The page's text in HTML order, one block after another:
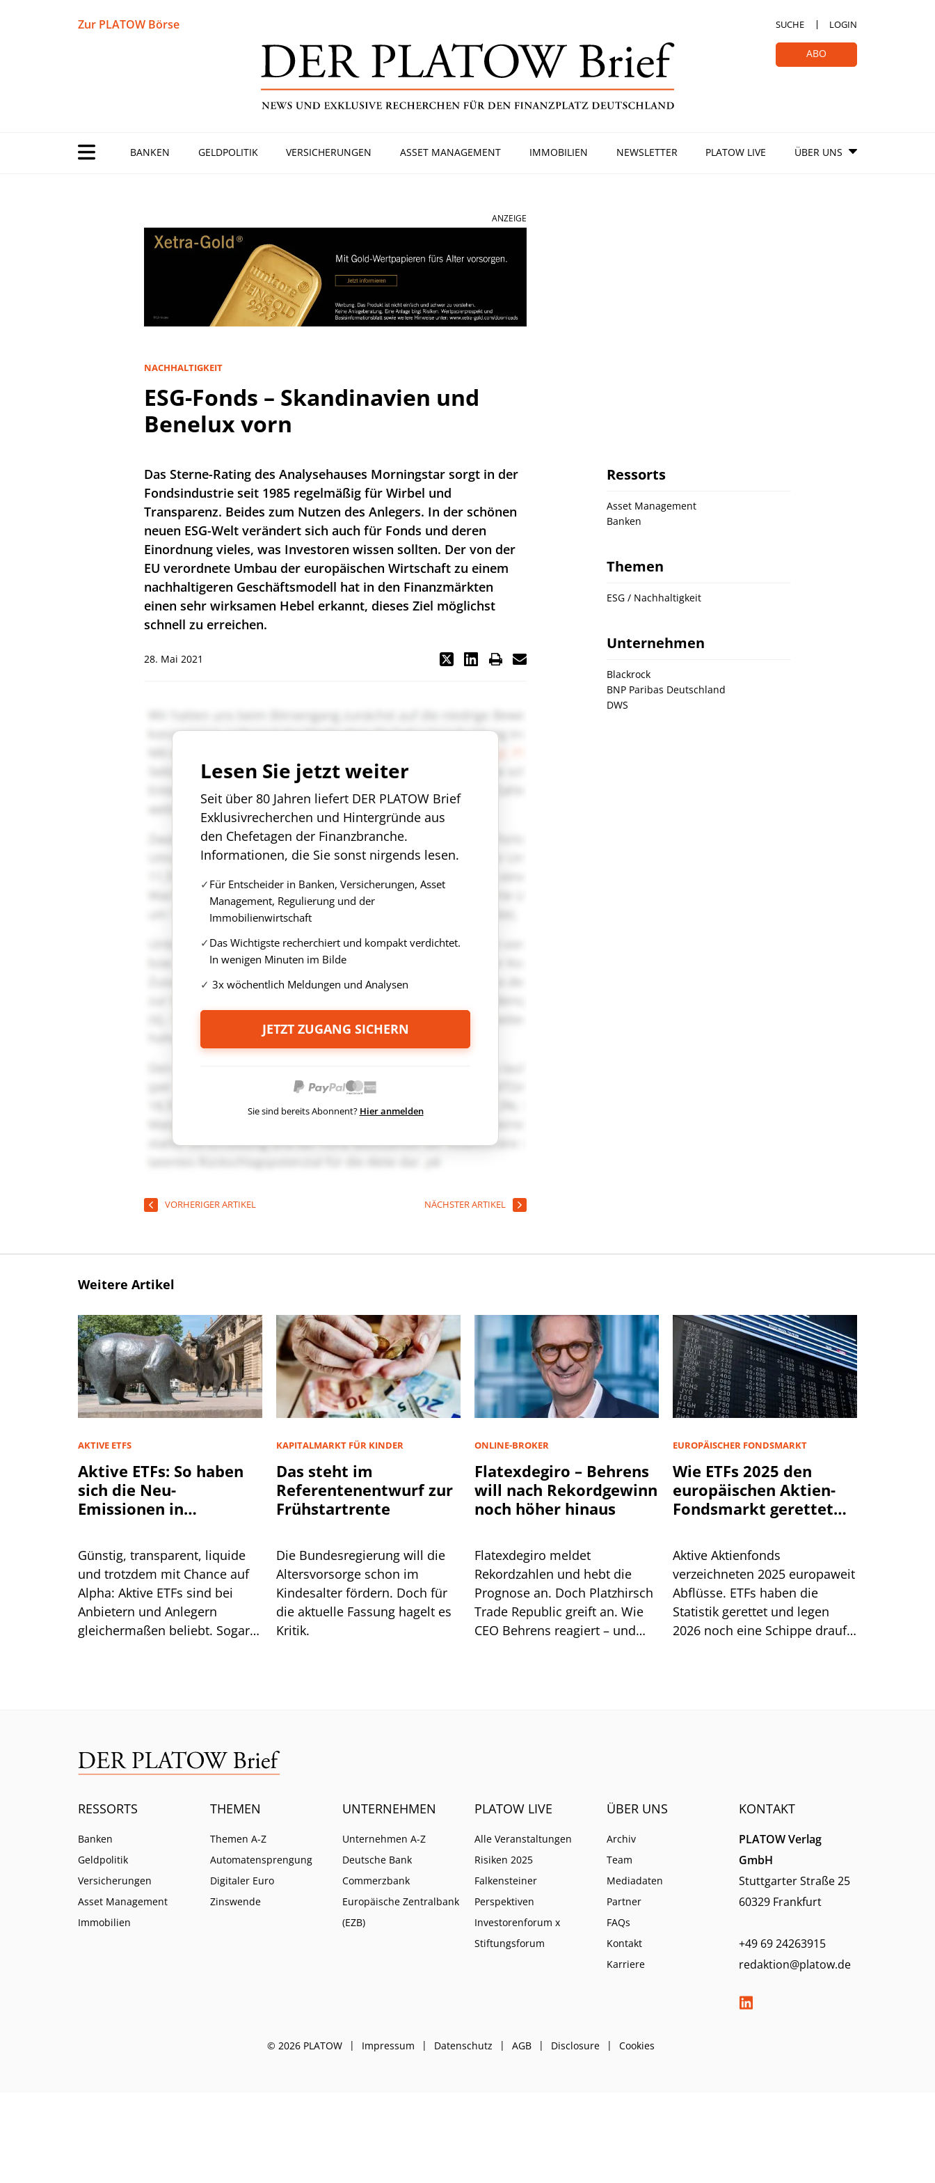
Zur PLATOW Börse SUCHE LOGIN
ABO
BANKEN GELDPOLITIK VERSICHERUNGEN ASSET MANAGEMENT IMMOBILIEN NEWSLETTER PLATOW LIVE ÜBER UNS
ANZEIGE
NACHHALTIGKEIT
ESG-Fonds – Skandinavien und
Benelux vorn
Das Sterne-Rating des Analysehauses Morningstar sorgt in der
Fondsindustrie seit 1985 regelmäßig für Wirbel und
Transparenz. Beides zum Nutzen des Anlegers. In der schönen
neuen ESG-Welt verändert sich auch für Fonds und deren
Einordnung vieles, was Investoren wissen sollten. Der von der
EU verordnete Umbau der europäischen Wirtschaft zu einem
nachhaltigeren Geschäftsmodell hat in den Finanzmärkten
einen sehr wirksamen Hebel erkannt, dieses Ziel möglichst
schnell zu erreichen.
28. Mai 2021
Lesen Sie jetzt weiter
Seit über 80 Jahren liefert DER PLATOW Brief
Exklusivrecherchen und Hintergründe aus
den Chefetagen der Finanzbranche.
Informationen, die Sie sonst nirgends lesen.
Für Entscheider in Banken, Versicherungen, Asset
Management, Regulierung und der
Immobilienwirtschaft
Das Wichtigste recherchiert und kompakt verdichtet.
In wenigen Minuten im Bilde
3x wöchentlich Meldungen und Analysen
JETZT ZUGANG SICHERN
Sie sind bereits Abonnent? Hier anmelden
VORHERIGER ARTIKEL NÄCHSTER ARTIKEL
Ressorts
Asset Management
Banken
Themen
ESG / Nachhaltigkeit
Unternehmen
Blackrock
BNP Paribas Deutschland
DWS
Weitere Artikel
AKTIVE ETFS
Aktive ETFs: So haben
sich die Neu-
Emissionen in
Günstig, transparent, liquide
und trotzdem mit Chance auf
Alpha: Aktive ETFs sind bei
Anbietern und Anlegern
gleichermaßen beliebt. Sogar
KAPITALMARKT FÜR KINDER
Das steht im
Referentenentwurf zur
Frühstartrente
Die Bundesregierung will die
Altersvorsorge schon im
Kindesalter fördern. Doch für
die aktuelle Fassung hagelt es
Kritik.
ONLINE-BROKER
Flatexdegiro – Behrens
will nach Rekordgewinn
noch höher hinaus
Flatexdegiro meldet
Rekordzahlen und hebt die
Prognose an. Doch Platzhirsch
Trade Republic greift an. Wie
CEO Behrens reagiert – und
EUROPÄISCHER FONDSMARKT
Wie ETFs 2025 den
europäischen Aktien-
Fondsmarkt gerettet
Aktive Aktienfonds
verzeichneten 2025 europaweit
Abflüsse. ETFs haben die
Statistik gerettet und legen
2026 noch eine Schippe drauf.
RESSORTS
Banken
Geldpolitik
Versicherungen
Asset Management
Immobilien
THEMEN
Themen A-Z
Automatensprengung
Digitaler Euro
Zinswende
UNTERNEHMEN
Unternehmen A-Z
Deutsche Bank
Commerzbank
Europäische Zentralbank
(EZB)
PLATOW LIVE
Alle Veranstaltungen
Risiken 2025
Falkensteiner
Perspektiven
Investorenforum x
Stiftungsforum
ÜBER UNS
Archiv
Team
Mediadaten
Partner
FAQs
Kontakt
Karriere
KONTAKT
PLATOW Verlag
GmbH
Stuttgarter Straße 25
60329 Frankfurt
+49 69 24263915
redaktion@platow.de
© 2026 PLATOW Impressum Datenschutz AGB Disclosure Cookies